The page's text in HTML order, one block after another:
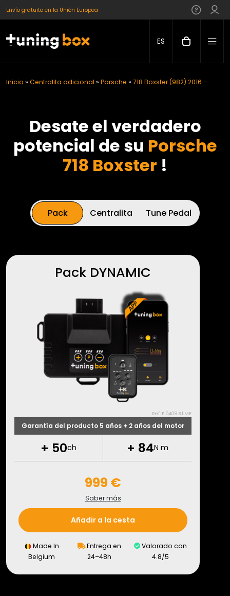
Envío gratuito en la Unión Europea
ES
Inicio » Centralita adicional » Porsche » 718 Boxster (982) 2016 - ...
Desate el verdadero
potencial de su Porsche
718 Boxster !
Pack Centralita Tune Pedal
Pack DYNAMIC
Ref: P.5408.B.1.ME
Garantía del producto 5 años + 2 años del motor
+ 50ch + 84N m
999 €
Saber más
Añadir a la cesta
Made In
Belgium
Entrega en
24–48h
Valorado con
4.8/5